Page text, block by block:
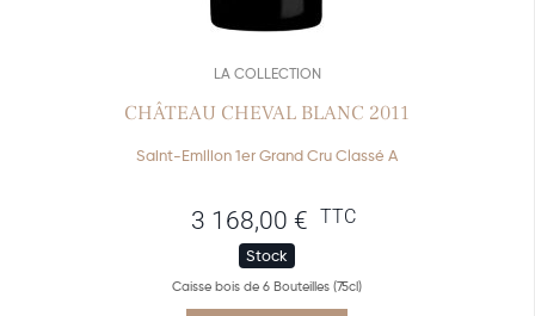
LA COLLECTION
CHÂTEAU CHEVAL BLANC 2011
Saint-Emilion 1er Grand Cru Classé A
3 168,00 € TTC
Stock
Caisse bois de 6 Bouteilles (75cl)